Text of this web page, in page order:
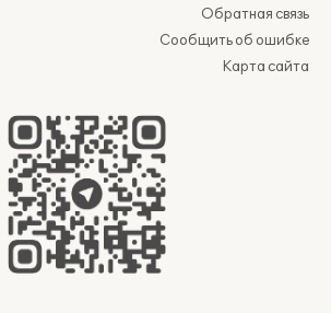
Обратная связь
Сообщить об ошибке
Карта сайта